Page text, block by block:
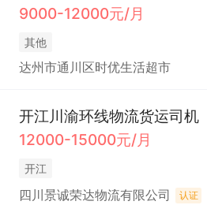
9000-12000元/月
其他
达州市通川区时优生活超市
开江川渝环线物流货运司机
12000-15000元/月
开江
四川景诚荣达物流有限公司 认证